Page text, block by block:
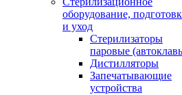
оборудование,
и уход
Стерилизаторы
паровые
Дистилляторы
Запечатывающие
устройства